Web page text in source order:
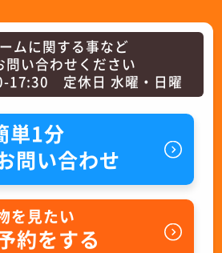
ムに関する事など
問い合わせください
17:30 定休日 水曜・日曜
単1分
問い合わせ
を見たい
約をする